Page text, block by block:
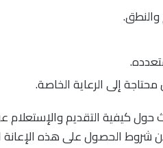
والنطق.
إلى الرعاية الخاصة.
كيفية التقديم والإستعلام
الحديث عن شروط الحصول على هذه